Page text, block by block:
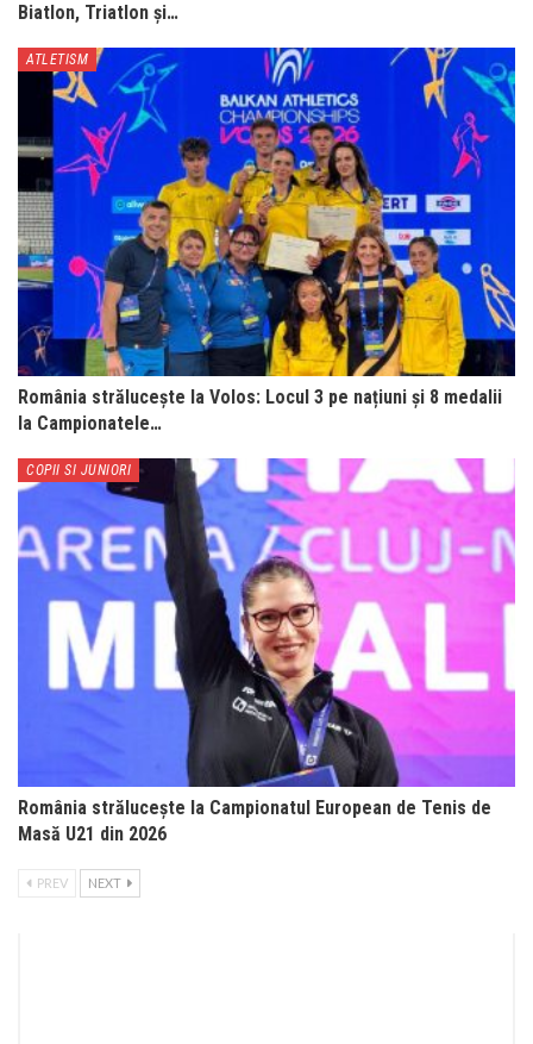
Biatlon, Triatlon și…
ATLETISM
România strălucește la Volos: Locul 3 pe națiuni și 8 medalii
la Campionatele…
COPII SI JUNIORI
România strălucește la Campionatul European de Tenis de
Masă U21 din 2026
PREV NEXT